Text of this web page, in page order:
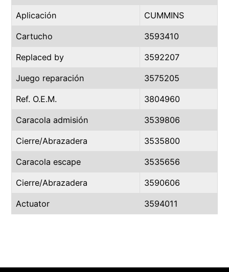
Aplicación CUMMINS
Cartucho 3593410
Replaced by 3592207
Juego reparación 3575205
Ref. O.E.M. 3804960
Caracola admisión 3539806
Cierre/Abrazadera 3535800
Caracola escape 3535656
Cierre/Abrazadera 3590606
Actuator 3594011